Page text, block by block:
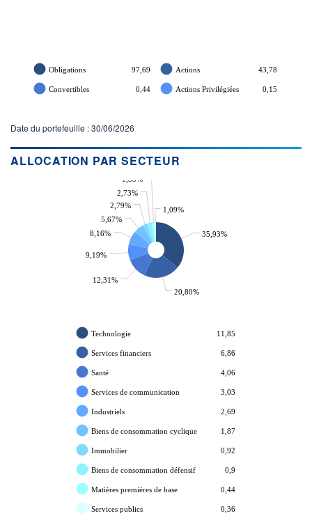
Obligations 97,69 Actions 43,78
Convertibles 0,44 Actions Privilégiées 0,15
Date du portefeuille : 30/06/2026
ALLOCATION PAR SECTEUR
35,93%
20,80%
12,31%
9,19%
8,16%
5,67%
2,79%
2,73%
1,33%
1,09%
Technologie 11,85
Services financiers 6,86
Santé 4,06
Services de communication 3,03
Industriels 2,69
Biens de consommation cyclique 1,87
Immobilier 0,92
Biens de consommation défensif 0,9
Matières premières de base 0,44
Services publics 0,36